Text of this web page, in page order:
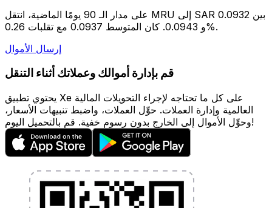
على مدار الـ 90 يومًا الماضية، انتقل MRU إلى SAR بين 0.0932
و 0.0943. كان المتوسط 0.0937 مع تقلبات 0.26%.
إرسال الأموال
قم بإدارة أموالك وعملاتك أثناء التنقل
يحتوي تطبيق Xe على كل ما تحتاجه لإجراء التحويلات المالية
العالمية وإدارة العملات. حوِّل العملات، واضبط تنبيهات الأسعار،
وحوِّل الأموال إلى الخارج بدون رسوم خفية. قم بالتحميل اليوم!